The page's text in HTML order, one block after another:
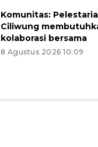
Komunitas:
Ciliwung
kolaborasi bersama
8 Agustus 2026 10:09